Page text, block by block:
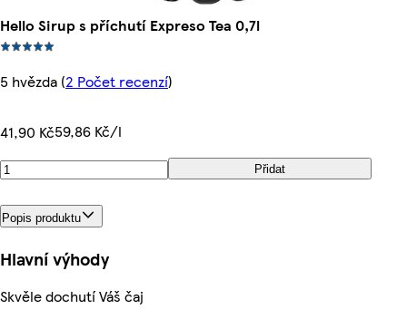
Hello Sirup s příchutí Expreso Tea 0,7l
5 hvězda (2 Počet recenzí)
41,90 Kč59,86 Kč/l
Přidat
Popis produktu
Hlavní výhody
Skvěle dochutí Váš čaj